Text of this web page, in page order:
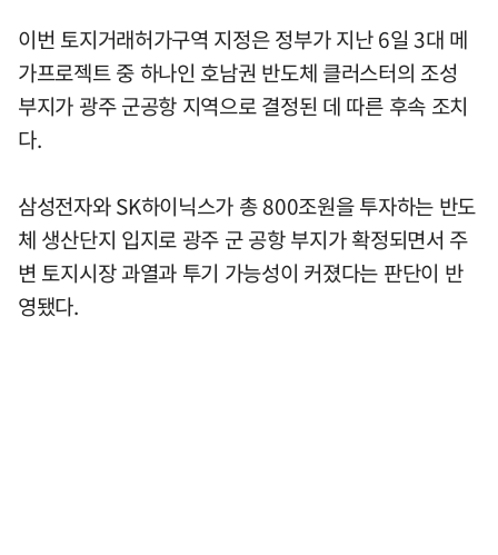
이번 토지거래허가구역 지정은 정부가 지난 6일 3대 메
가프로젝트 중 하나인 호남권 반도체 클러스터의 조성
부지가 광주 군공항 지역으로 결정된 데 따른 후속 조치
다.
삼성전자와 SK하이닉스가 총 800조원을 투자하는 반도
체 생산단지 입지로 광주 군 공항 부지가 확정되면서 주
변 토지시장 과열과 투기 가능성이 커졌다는 판단이 반
영됐다.